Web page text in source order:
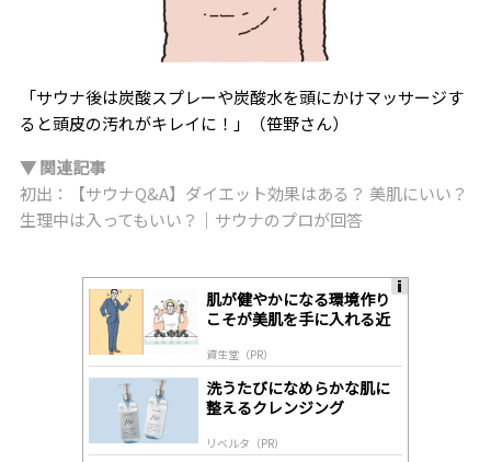
「サウナ後は炭酸スプレーや炭酸水を頭にかけマッサージす
ると頭皮の汚れがキレイに！」（笹野さん）
▼ 関連記事
初出：【サウナQ&A】ダイエット効果はある？ 美肌にいい？
生理中は入ってもいい？｜サウナのプロが回答
肌が健やかになる環境作り
こそが美肌を手に入れる近
資生堂（PR）
洗うたびになめらかな肌に
整えるクレンジング
リベルタ（PR）